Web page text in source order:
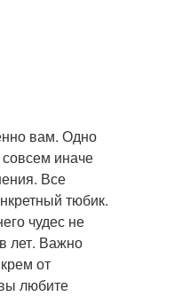
вам. Одно
иначе
Все
тюбик.
чудес не
лет. Важно
от
любите